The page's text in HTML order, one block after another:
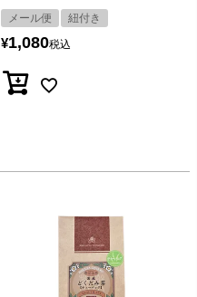
メール便 紐付き
¥1,080税込